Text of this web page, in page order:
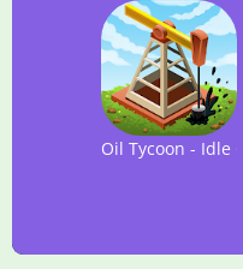
Oil Tycoon - Idle